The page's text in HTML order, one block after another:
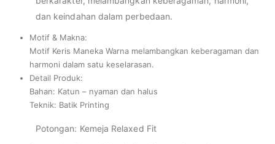
dan keindahan dalam perbedaan.
Motif & Makna:
Motif Keris Maneka Warna melambangkan keberagaman dan
harmoni dalam satu keselarasan.
Detail Produk:
Bahan: Katun – nyaman dan halus
Teknik: Batik Printing
Potongan: Kemeja Relaxed Fit